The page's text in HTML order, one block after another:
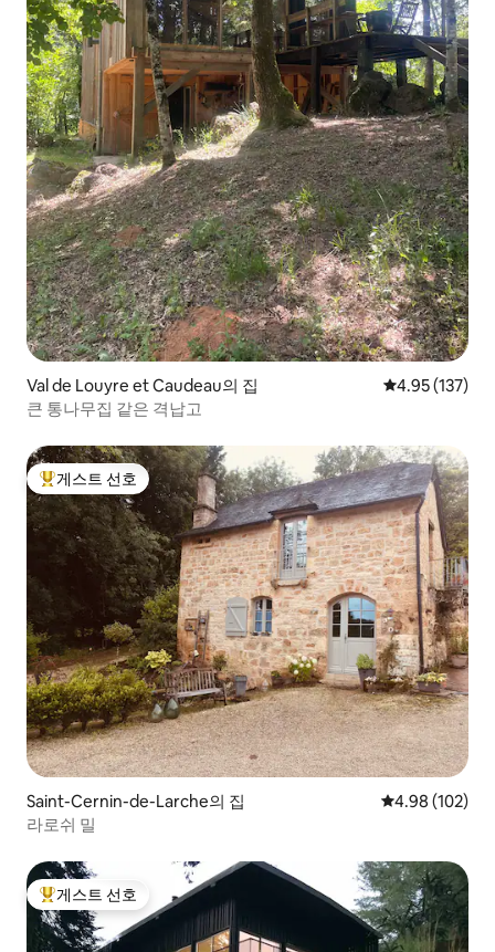
Val de Louyre et Caudeau의 집 평점 4.95점(5
4.95 (137)
큰 통나무집 같은 격납고
상위 게스트 선호
게스트 선호
Saint-Cernin-de-Larche의 집 평점 4.98점(5
4.98 (102)
라로쉬 밀
상위 게스트 선호
게스트 선호